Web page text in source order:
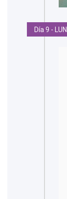
Día 9 -